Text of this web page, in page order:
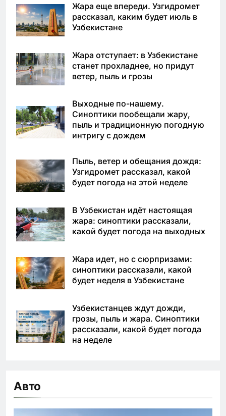
Жара еще впереди. Узгидромет
рассказал, каким будет июль в
Узбекистане
Жара отступает: в Узбекистане
станет прохладнее, но придут
ветер, пыль и грозы
Выходные по-нашему.
Синоптики пообещали жару,
пыль и традиционную погодную
интригу с дождем
Пыль, ветер и обещания дождя:
Узгидромет рассказал, какой
будет погода на этой неделе
В Узбекистан идёт настоящая
жара: синоптики рассказали,
какой будет погода на выходных
Жара идет, но с сюрпризами:
синоптики рассказали, какой
будет неделя в Узбекистане
Узбекистанцев ждут дожди,
грозы, пыль и жара. Синоптики
рассказали, какой будет погода
на неделе
Авто